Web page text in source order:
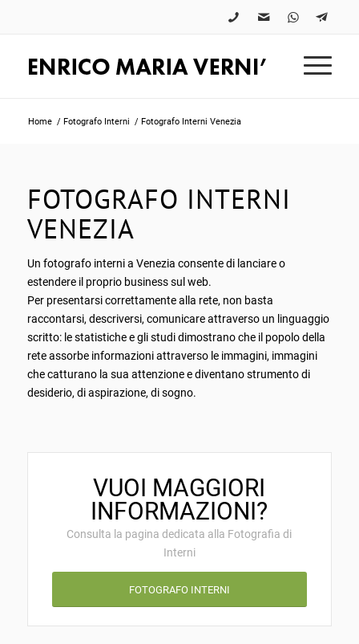
Home / Fotografo Interni / Fotografo Interni Venezia
FOTOGRAFO INTERNI
VENEZIA
Un fotografo interni a Venezia consente di lanciare o
estendere il proprio business sul web.
Per presentarsi correttamente alla rete, non basta
raccontarsi, descriversi, comunicare attraverso un linguaggio
scritto: le statistiche e gli studi dimostrano che il popolo della
rete assorbe informazioni attraverso le immagini, immagini
che catturano la sua attenzione e diventano strumento di
desiderio, di aspirazione, di sogno.
VUOI MAGGIORI
INFORMAZIONI?
Consulta la pagina dedicata alla Fotografia di
Interni
FOTOGRAFO INTERNI